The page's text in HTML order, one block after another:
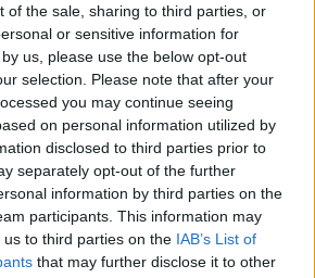
of the sale, sharing to third parties, or
or sensitive information for
us, please use the below opt-out
selection. Please note that after your
you may continue seeing
on personal information utilized by
disclosed to third parties prior to
separately opt-out of the further
information by third parties on the
participants. This information may
to third parties on the IAB’s List of
that may further disclose it to other
Juliának afogyásbanis
esetben fontos tudni, hogy a tej, a
cukrozatlan tejtermékek